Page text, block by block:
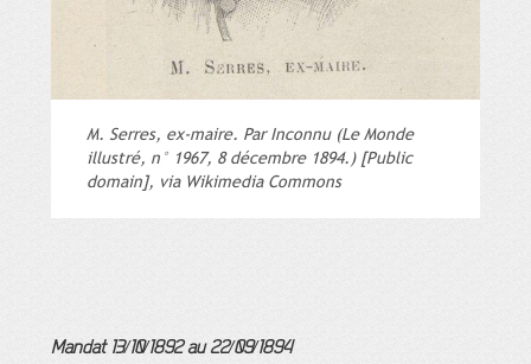
M. Serres, ex-maire. Par Inconnu (Le Monde
illustré, n° 1967, 8 décembre 1894.) [Public
domain], via Wikimedia Commons
Mandat 13/10/1892 au 22/09/1894